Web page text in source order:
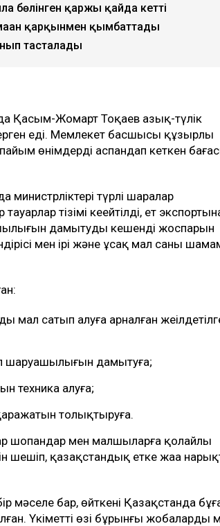
бөлінген қаржы қайда кетті
қарқынмен қымбаттады
тасталады
Қасым-Жомарт Тоқаев азық-түлік
еді. Мемлекет басшысы құзырлы
өнімдердің аспандап кеткен
түрлі шаралар
тізімі кеңейтілді, ет
дамытудың кешенді жоспарын
мен ірі және ұсақ мал саны
сатып алуға арналған
шаруашылығын дамытуға;
техника алуға;
толықтыруға.
шопандар мен малшыларға қолайлы
шешіп, қазақстандық етке жаңа
мәселе бар, өйткені Қазақстанда
Үкіметтің өзі бұрынғы жобалардың